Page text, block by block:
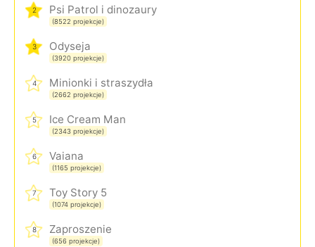
2 Psi Patrol i dinozaury
(8522 projekcje)
3 Odyseja
(3920 projekcje)
4 Minionki i straszydła
(2662 projekcje)
5 Ice Cream Man
(2343 projekcje)
6 Vaiana
(1165 projekcje)
7 Toy Story 5
(1074 projekcje)
8 Zaproszenie
(656 projekcje)